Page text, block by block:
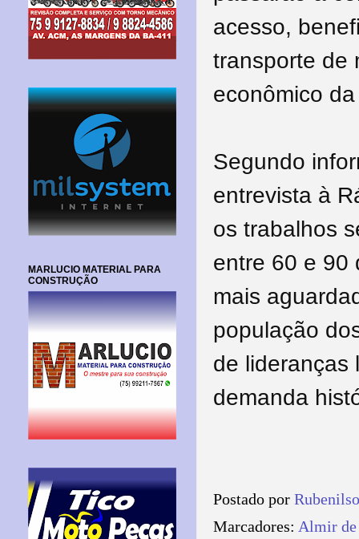
acesso,
transporte de
econômico
Segundo
entrevista à
os trabalhos
entre 60 e 90
mais
população
de lideranças
demanda
Postado por
Marcadores: Almir
MARLUCIO MATERIAL PARA
CONSTRUÇÃO